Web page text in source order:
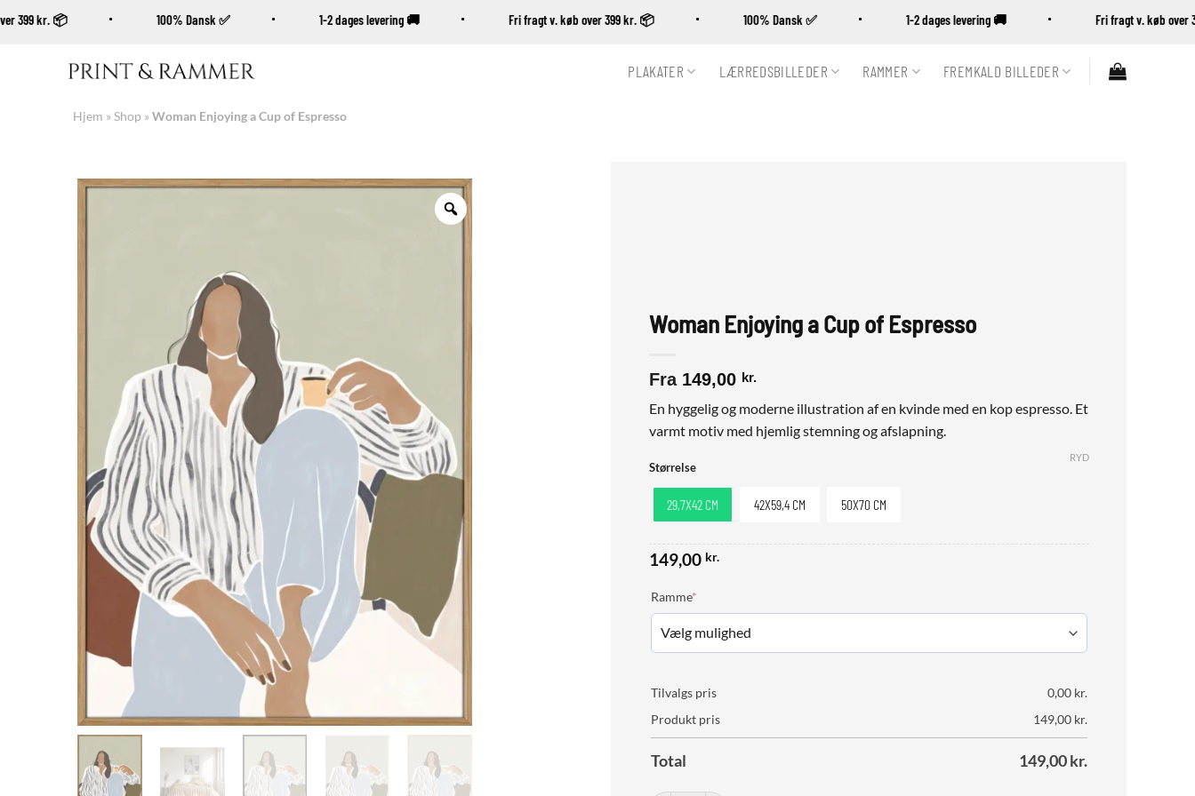
399 kr. 📦 100% Dansk ✅ 1-2 dages levering 🚚 Fri fragt v. køb over 399 kr. 📦 100% Dansk ✅ 1-2 dages levering 🚚 Fri fragt v. køb
PLAKATER LÆRREDSBILLEDER RAMMER FREMKALD BILLEDER
Hjem »Shop »Woman Enjoying a Cup of Espresso
Zoom
Woman Enjoying a Cup of Espresso
Fra 149,00 kr.
En hyggelig og moderne illustration af en kvinde med en kop espresso. Et
varmt motiv med hjemlig stemning og afslapning.
Størrelse
29,7X42 CM 42X59,4 CM 50X70 CM
RYD
149,00 kr.
Ramme*(required)
Tilvalgs pris 0,00 kr.
Produkt pris
149,00 kr.
Total 149,00kr.